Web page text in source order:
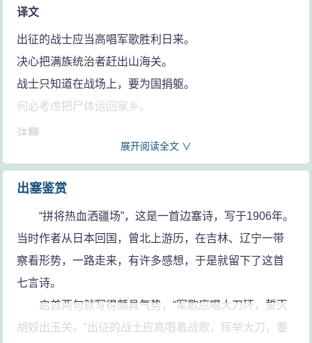
译文
出征的战士应当高唱军歌胜利日来。
决心把满族统治者赶出山海关。
战士只知道在战场上，要为国捐躯。
何必考虑把尸体运回家乡。
注释
胡奴：指清王朝封建统治者。玉关：即甘肃玉门关，汉
展开阅读全文 ∨
出塞鉴赏
“拼将热血洒疆场”，这是一首边塞诗，写于1906年。
当时作者从日本回国，曾北上游历，在吉林、辽宁一带
察看形势，一路走来，有许多感想，于是就留下了这首
七言诗。
启首两句就写得颇具气势，“军歌应唱大刀环，誓灭
胡奴出玉关。”出征的战士应高唱着战歌，挥举大刀，要